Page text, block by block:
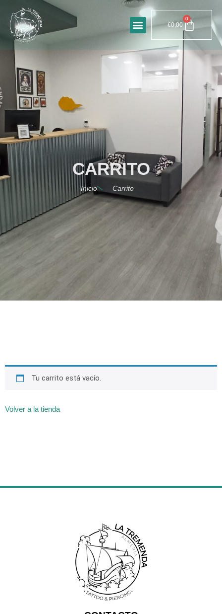
€0,00
0
CARRITO
Inicio Carrito
Tu carrito está vacío.
Volver a la tienda